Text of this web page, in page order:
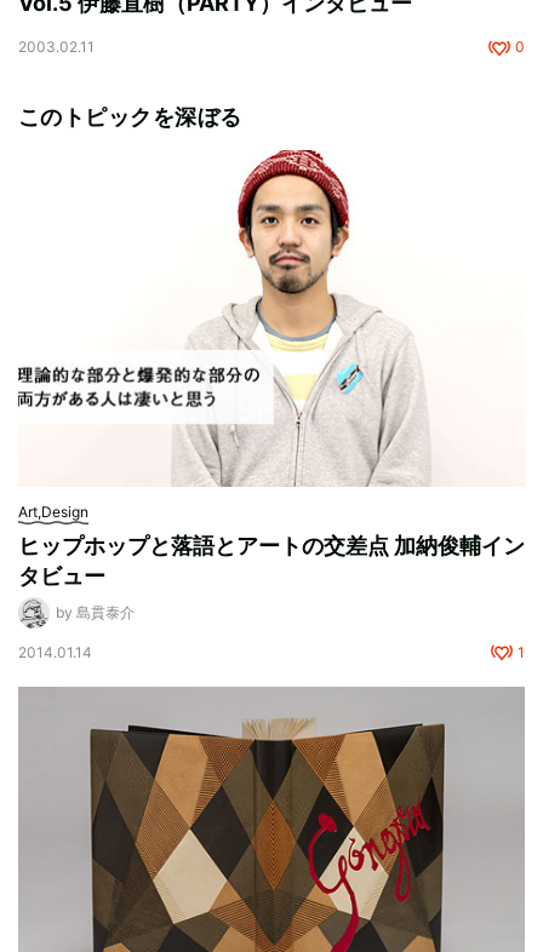
2003.02.11 0
このトピックを深ぼる
Art,Design
ヒップホップと落語とアートの交差点 加納俊輔イン
タビュー
by 島貫泰介
2014.01.14 1